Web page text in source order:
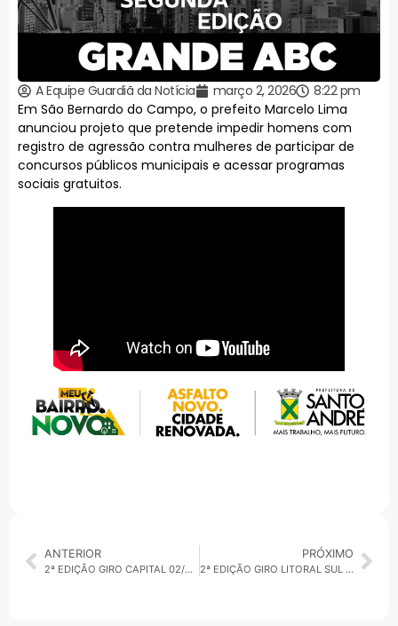
A Equipe Guardiã da Notícia março 2, 2026
8:22 pm
Em São Bernardo do Campo, o prefeito Marcelo Lima
anunciou projeto que pretende impedir homens com
registro de agressão contra mulheres de participar de
concursos públicos municipais e acessar programas
sociais gratuitos.
ANTERIOR
2ª EDIÇÃO GIRO CAPITAL 02/03/2026: CENTRO ESPORTIVO TATUAPÉ É ENTREGUE
PRÓXIMO
2ª EDIÇÃO GIRO LITORAL SUL 02/03/2026: REURBANIZAÇÃO E APOIO A MORADORES